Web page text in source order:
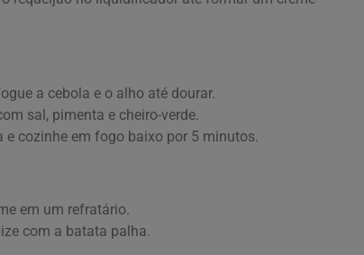
a cebola e o alho até dourar.
sal, pimenta e cheiro-verde.
e cozinhe em fogo baixo por 5 minutos.
em um refratário.
com a batata palha.